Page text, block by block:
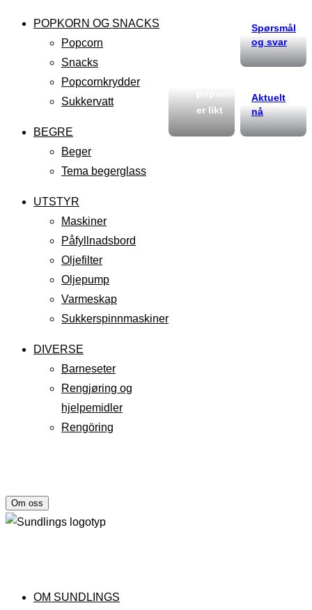
POPKORN OG SNACKS
Popcorn
Snacks
Popcornkrydder
Sukkervatt
BEGRE
Beger
Tema begerglass
UTSTYR
Maskiner
Påfyllnadsbord
Oljefilter
Oljepump
Varmeskap
Sukkerspinnmaskiner
DIVERSE
Barneseter
Rengjøring og
hjelpemidler
Rengöring
er likt
Spørsmål
og svar
Aktuelt
nå
Om oss
OM SUNDLINGS